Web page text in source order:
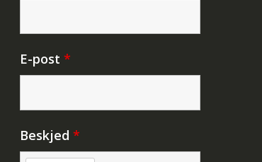
E-post *
Beskjed *